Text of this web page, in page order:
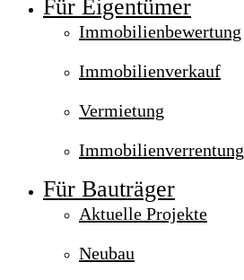
Für Eigentümer
Immobilienbewertung
Immobilienverkauf
Vermietung
Immobilienverrentung
Für Bauträger
Aktuelle Projekte
Neubau